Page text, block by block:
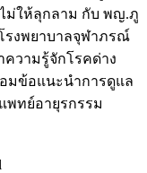
ม่ให้ลุกลาม กับ พญ.ภู
รงพยาบาลจุฬาภรณ์
วามรู้จักโรคด่าง
มข้อแนะนำการดูแล
พทย์อายุรกรรม